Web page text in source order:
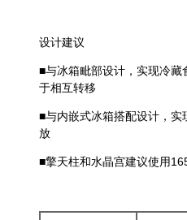
设计建议
■与冰箱毗部设计，实现冷藏
于相互转移
■与内嵌式冰箱搭配设计，实
放
■擎天柱和水晶宫建议使用